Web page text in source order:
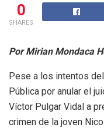
0
SHARES
Por Mirian Mondaca
Pese a los intentos
Pública por anular el
Víctor Pulgar Vidal a
crimen de la joven